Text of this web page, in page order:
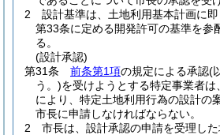
2
設計基準は、土地利用基本計画に
第33条に定める開発許可の基準を参
る。
(設計承認)
第31条
前条第1項の規定による承認(
う。)を受けようとする特定事業者は
により、特定土地利用行為の設計の
市長に申請しなければならない。
2
市長は、設計承認の申請を受理し